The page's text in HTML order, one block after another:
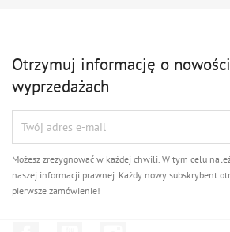
Otrzymuj informację o
wyprzedażach
Możesz zrezygnować w każdej chwili. W tym celu
naszej informacji prawnej. Każdy nowy subskrybent
pierwsze zamówienie!